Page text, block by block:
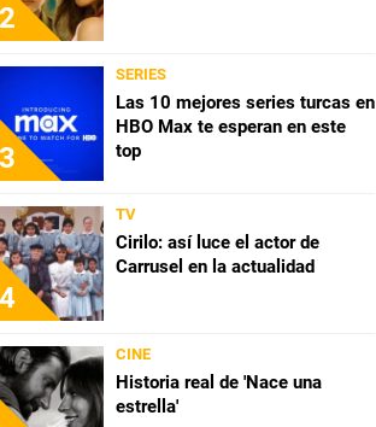
2
3
SERIES
Las 10 mejores series turcas en
HBO Max te esperan en este
top
4
TV
Cirilo: así luce el actor de
Carrusel en la actualidad
CINE
Historia real de 'Nace una
estrella'